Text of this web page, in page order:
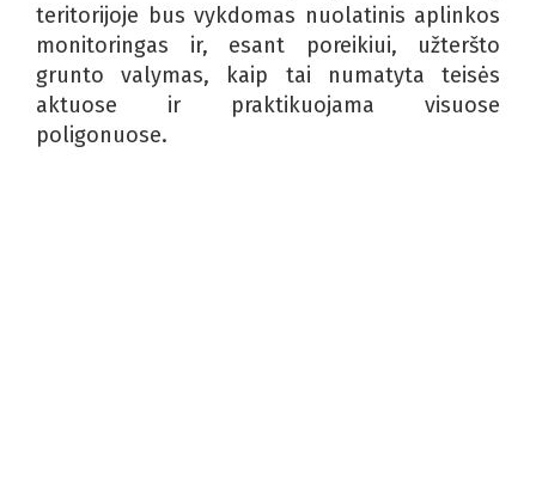
teritorijoje bus vykdomas nuolatinis aplinkos
monitoringas ir, esant poreikiui, užteršto
grunto valymas, kaip tai numatyta teisės
aktuose ir praktikuojama visuose
poligonuose.